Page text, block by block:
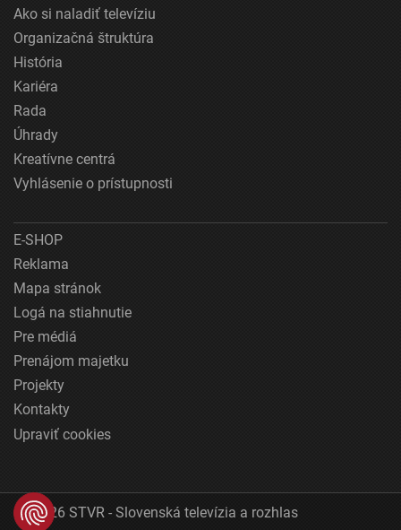
Ako si naladiť televíziu
Organizačná štruktúra
História
Kariéra
Rada
Úhrady
Kreatívne centrá
Vyhlásenie o prístupnosti
E-SHOP
Reklama
Mapa stránok
Logá na stiahnutie
Pre médiá
Prenájom majetku
Projekty
Kontakty
Upraviť cookies
© 2026 STVR - Slovenská televízia a rozhlas